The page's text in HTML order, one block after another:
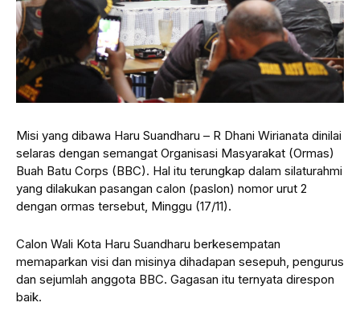
Misi yang dibawa Haru Suandharu – R Dhani Wirianata dinilai
selaras dengan semangat Organisasi Masyarakat (Ormas)
Buah Batu Corps (BBC). Hal itu terungkap dalam silaturahmi
yang dilakukan pasangan calon (paslon) nomor urut 2
dengan ormas tersebut, Minggu (17/11).
Calon Wali Kota Haru Suandharu berkesempatan
memaparkan visi dan misinya dihadapan sesepuh, pengurus
dan sejumlah anggota BBC. Gagasan itu ternyata direspon
baik.